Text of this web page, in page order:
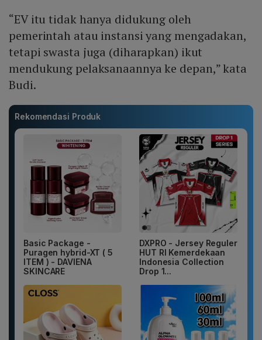
“EV itu tidak hanya didukung oleh
pemerintah atau instansi yang mengadakan,
tetapi swasta juga (diharapkan) ikut
mendukung pelaksanaannya ke depan,” kata
Budi.
Rekomendasi Produk
Basic Package -
Puragen hybrid-XT ( 5
ITEM ) - DAVIENA
SKINCARE
DXPRO - Jersey Reguler
HUT RI Kemerdekaan
Indonesia Collection
Drop 1...